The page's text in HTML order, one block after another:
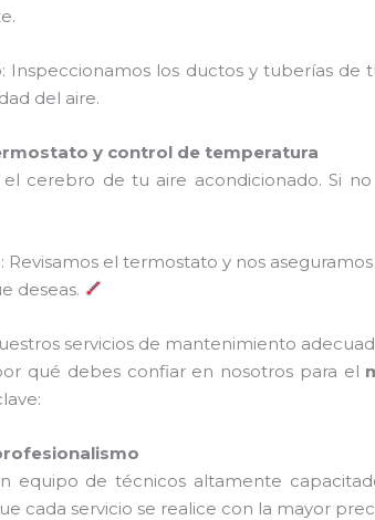
: Inspeccionamos los ductos y tuberías de
del aire.
y control de temperatura
cerebro de tu aire acondicionado. Si
: Revisamos el termostato y nos
deseas.
servicios de mantenimiento
qué debes confiar en nosotros para el
equipo de técnicos altamente
cada servicio se realice con la mayor